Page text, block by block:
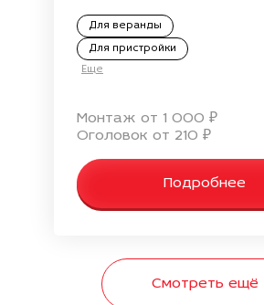
Для веранды
Для пристройки
Еще
Монтаж от 1 000 ₽
Оголовок от 210 ₽
Подробнее
Смотреть ещё